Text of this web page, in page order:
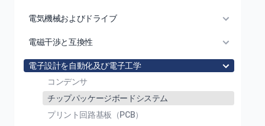
電気機械およびドライブ
電磁干渉と互換性
電子設計を自動化及び電子工学
コンデンサ
チップパッケージボードシステム
プリント回路基板（PCB）